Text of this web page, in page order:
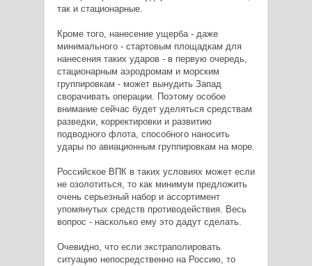
так и стационарные.
Кроме того, нанесение ущерба - даже
минимального - стартовым площадкам для
нанесения таких ударов - в первую очередь,
стационарным аэродромам и морским
группировкам - может вынудить Запад
сворачивать операции. Поэтому особое
внимание сейчас будет уделяться средствам
разведки, корректировки и развитию
подводного флота, способного наносить
удары по авиационным группировкам на море.
Российское ВПК в таких условиях может если
не озолотиться, то как минимум предложить
очень серьезный набор и ассортимент
упомянутых средств противодействия. Весь
вопрос - насколько ему это дадут сделать.
Очевидно, что если экстраполировать
ситуацию непосредственно на Россию, то